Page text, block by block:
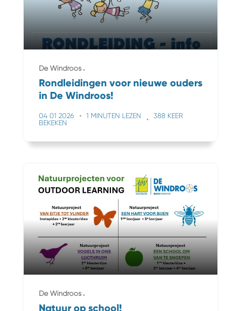
De Windroos
Rondleidingen voor nieuwe ouders
in De Windroos!
04 01 2026 1 MINUTEN LEZEN
388 KEER
BEKEKEN
De Windroos
Natuur op school!